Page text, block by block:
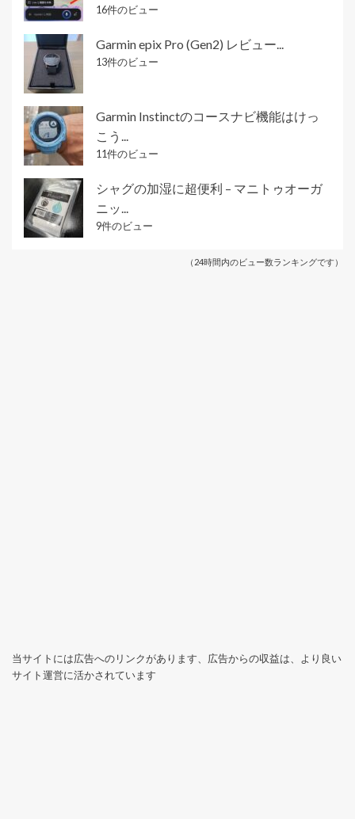
16件のビュー
Garmin epix Pro (Gen2) レビュー...
13件のビュー
Garmin Instinctのコースナビ機能はけっ
こう...
11件のビュー
シャグの加湿に超便利 – マニトゥオーガ
ニッ...
9件のビュー
（24時間内のビュー数ランキングです）
当サイトには広告へのリンクがあります、広告からの収益は、より良い
サイト運営に活かされています